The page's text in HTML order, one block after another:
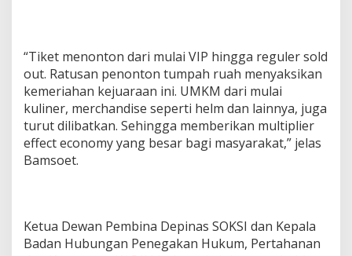
“Tiket menonton dari mulai VIP hingga reguler sold
out. Ratusan penonton tumpah ruah menyaksikan
kemeriahan kejuaraan ini. UMKM dari mulai
kuliner, merchandise seperti helm dan lainnya, juga
turut dilibatkan. Sehingga memberikan multiplier
effect economy yang besar bagi masyarakat,” jelas
Bamsoet.
Ketua Dewan Pembina Depinas SOKSI dan Kepala
Badan Hubungan Penegakan Hukum, Pertahanan